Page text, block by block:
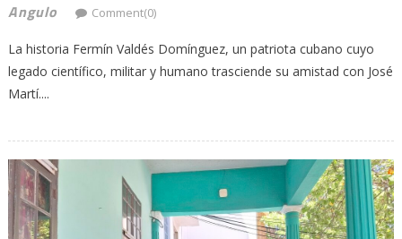
Angulo
Comment(0)
La historia Fermín Valdés Domínguez, un patriota cubano cuyo
legado científico, militar y humano trasciende su amistad con José
Martí....